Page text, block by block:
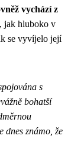
vychází z
jak hluboko v
se vyvíjelo její
s
bohatší
dnes známo, že